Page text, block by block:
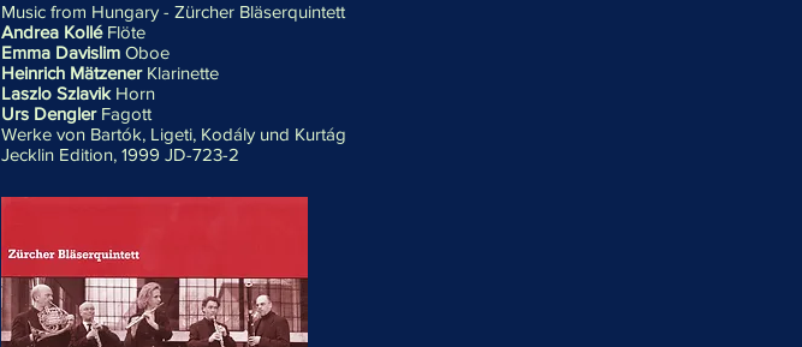
Music from Hungary - Zürcher Bläserquintett
Andrea KolléFlöte
Emma Davislim Oboe
Heinrich MätzenerKlarinette
Laszlo Szlavik Horn
Urs Dengler Fagott
Werke von Bartók, Ligeti, Kodály und Kurtág
Jecklin Edition, 1999 JD-723-2